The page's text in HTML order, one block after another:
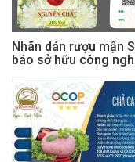
Nhãn dán rượu mận
báo sở hữu công